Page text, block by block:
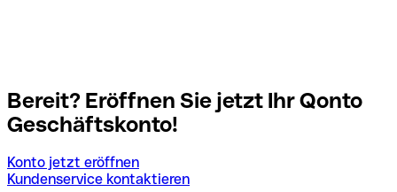
Bereit? Eröffnen Sie jetzt Ihr Qonto
Geschäftskonto!
Konto jetzt eröffnen
Kundenservice kontaktieren